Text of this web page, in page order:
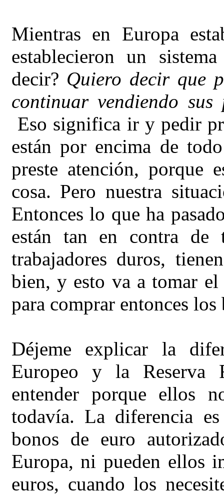
Mientras en Europa
establecieron un
decir? Quiero decir que
continuar vendiendo
Eso significa ir y pedir
están por encima de
preste atención, porque
cosa. Pero nuestra
Entonces lo que ha
están tan en contra de
trabajadores duros,
bien, y esto va a tomar
para comprar entonces los
Déjeme explicar la
Europeo y la Reserva
entender porque ellos
todavía. La diferencia
bonos de euro
Europa, ni pueden ellos
euros, cuando los